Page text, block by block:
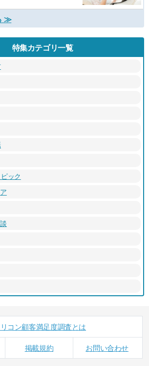
≫
特集カテゴリ一覧
ック
コン顧客満足度調査とは
掲載規約 お問い合わせ